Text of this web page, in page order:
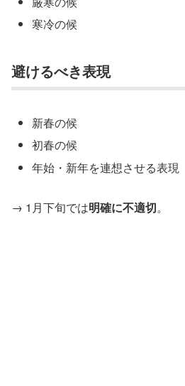
寒冷の候
避けるべき表現
新春の候
初春の候
年始・新年を連想させる表現
→ 1月下旬では明確に不適切。